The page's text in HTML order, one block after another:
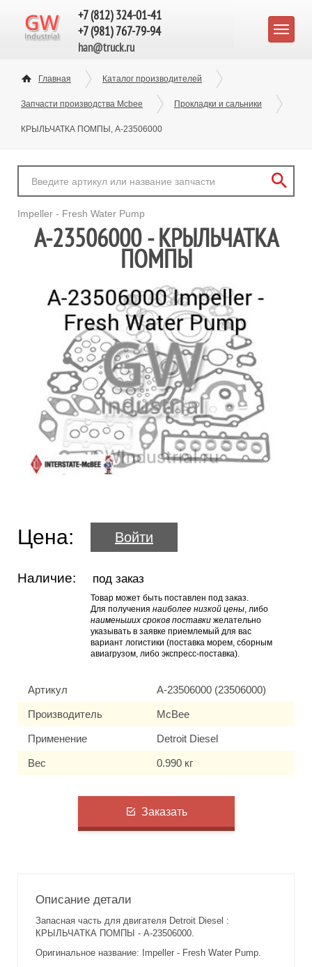
+7 (812) 324-01-41
+7 (981) 767-79-94
han@truck.ru
Главная Каталог производителей
Запчасти производства Mcbee Прокладки и сальники
КРЫЛЬЧАТКА ПОМПЫ, A-23506000
Impeller - Fresh Water Pump
A-23506000 - КРЫЛЬЧАТКА
ПОМПЫ
Цена: Войти
Наличие: под заказ
Товар может быть поставлен под заказ.
Для получения наиболее низкой цены, либо
наименьших сроков поставки желательно
указывать в заявке приемлемый для вас
вариант логистики (поставка морем, сборным
авиагрузом, либо экспресс-поставка).
Артикул A-23506000 (23506000)
Производитель McBee
Применение Detroit Diesel
Вес 0.990 кг
Заказать
Описание детали
Запасная часть для двигателя Detroit Diesel :
КРЫЛЬЧАТКА ПОМПЫ - A-23506000.
Оригинальное название: Impeller - Fresh Water Pump.